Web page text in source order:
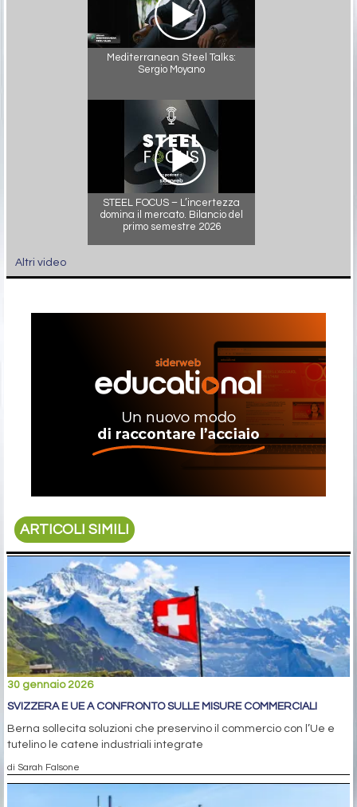
Mediterranean Steel Talks:
Sergio Moyano
STEEL FOCUS – L’incertezza
domina il mercato. Bilancio del
primo semestre 2026
Altri video
ARTICOLI SIMILI
30 gennaio 2026
SVIZZERA E UE A CONFRONTO SULLE MISURE COMMERCIALI
Berna sollecita soluzioni che preservino il commercio con l’Ue e
tutelino le catene industriali integrate
di Sarah Falsone